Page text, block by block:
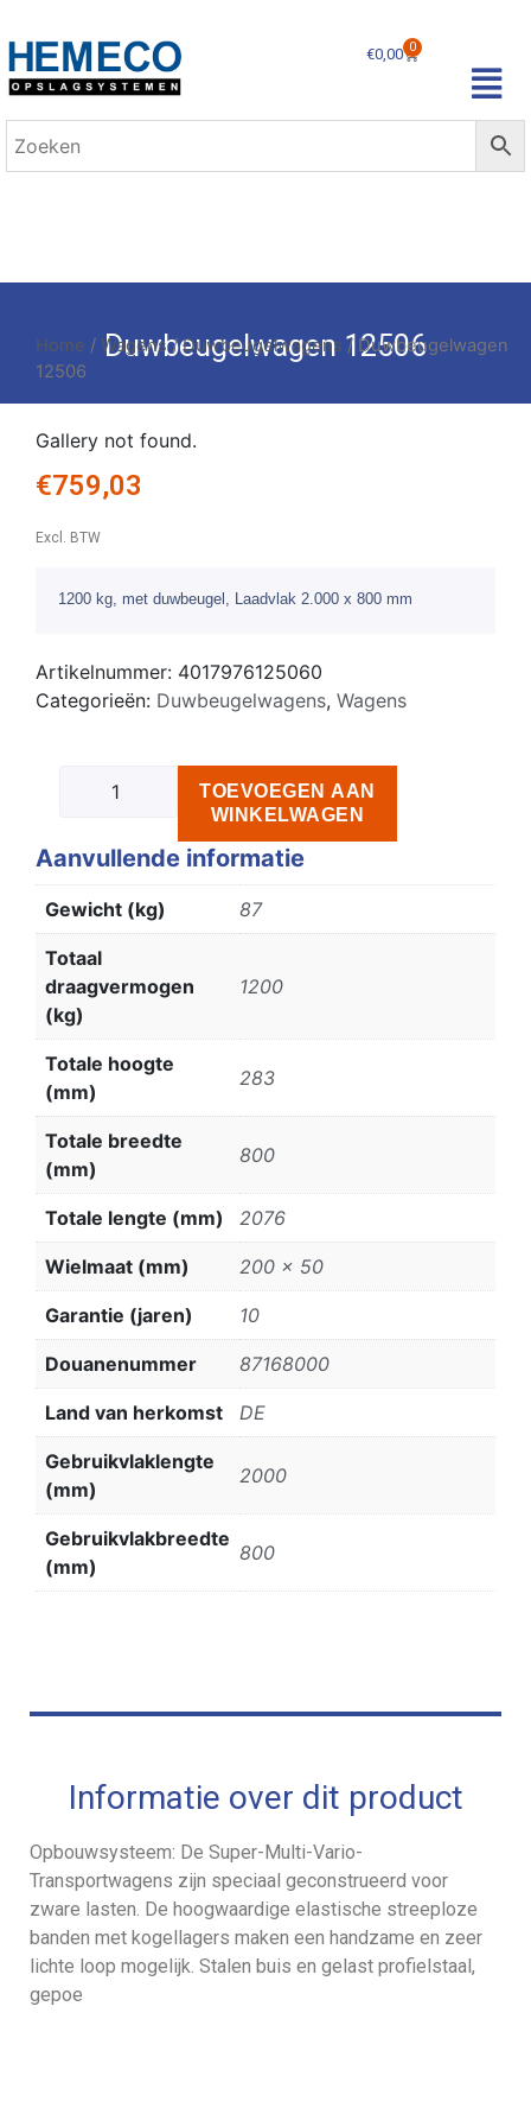
€0,00 0
Duwbeugelwagen 12506
Home / Wagens/Duwbeugelwagens / Duwbeugelwagen
12506
Gallery not found.
€759,03
Excl. BTW
1200 kg, met duwbeugel, Laadvlak 2.000 x 800 mm
Artikelnummer: 4017976125060
Categorieën: Duwbeugelwagens, Wagens
TOEVOEGEN AAN
WINKELWAGEN
Aanvullende informatie
Gewicht (kg) 87
Totaal
draagvermogen
(kg)
1200
Totale hoogte
(mm)
283
Totale breedte
(mm)
800
Totale lengte (mm) 2076
Wielmaat (mm) 200 x 50
Garantie (jaren) 10
Douanenummer 87168000
Land van herkomst DE
Gebruikvlaklengte
(mm)
2000
Gebruikvlakbreedte
(mm)
800
Informatie over dit product
Opbouwsysteem: De Super-Multi-Vario-
Transportwagens zijn speciaal geconstrueerd voor
zware lasten. De hoogwaardige elastische streeploze
banden met kogellagers maken een handzame en zeer
lichte loop mogelijk. Stalen buis en gelast profielstaal,
gepoe